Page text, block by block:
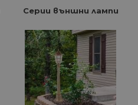
Серии външни лампи